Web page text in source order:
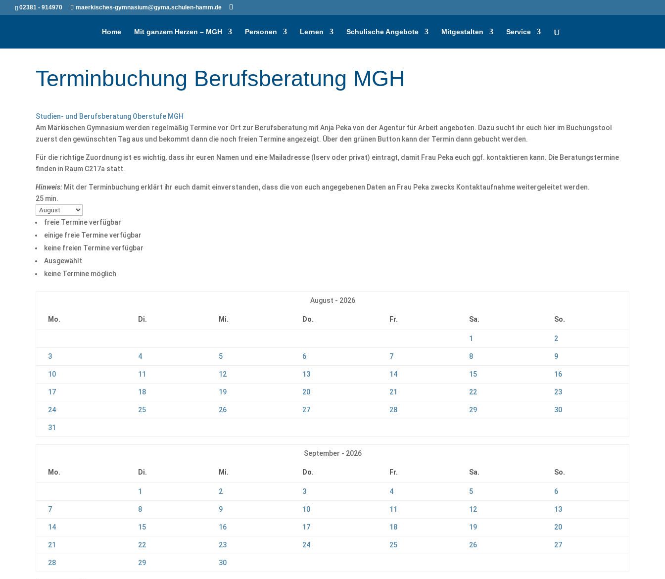
02381 - 914970 maerkisches-gymnasium@gyma.schulen-hamm.de
Home Mit ganzem Herzen – MGH Personen Lernen Schulische Angebote Mitgestalten Service
Terminbuchung Berufsberatung MGH
Studien- und Berufsberatung Oberstufe MGH
Am Märkischen Gymnasium werden regelmäßig Termine vor Ort zur Berufsberatung mit Anja Peka von der Agentur für Arbeit angeboten. Dazu sucht ihr euch hier im Buchungstool
zuerst den gewünschten Tag aus und bekommt dann die noch freien Termine angezeigt. Über den grünen Button kann der Termin dann gebucht werden.
Für die richtige Zuordnung ist es wichtig, dass ihr euren Namen und eine Mailadresse (Iserv oder privat) eintragt, damit Frau Peka euch ggf. kontaktieren kann. Die Beratungstermine
finden in Raum C217a statt.
Hinweis: Mit der Terminbuchung erklärt ihr euch damit einverstanden, dass die von euch angegebenen Daten an Frau Peka zwecks Kontaktaufnahme weitergeleitet werden.
25 min.
freie Termine verfügbar
einige freie Termine verfügbar
keine freien Termine verfügbar
Ausgewählt
keine Termine möglich
August - 2026
Mo. Di. Mi. Do. Fr. Sa. So.
1 2
3 4 5 6 7 8 9
10 11 12 13 14 15 16
17 18 19 20 21 22 23
24 25 26 27 28 29 30
31
September - 2026
Mo. Di. Mi. Do. Fr. Sa. So.
1 2 3 4 5 6
7 8 9 10 11 12 13
14 15 16 17 18 19 20
21 22 23 24 25 26 27
28 29 30